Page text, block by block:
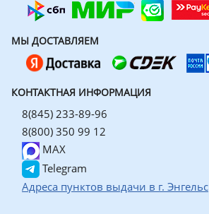
МЫ ДОСТАВЛЯЕМ
КОНТАКТНАЯ ИНФОРМАЦИЯ
8(845) 233-89-96
8(800) 350 99 12
MAX
Telegram
Адреса пунктов выдачи в г. Энгельс